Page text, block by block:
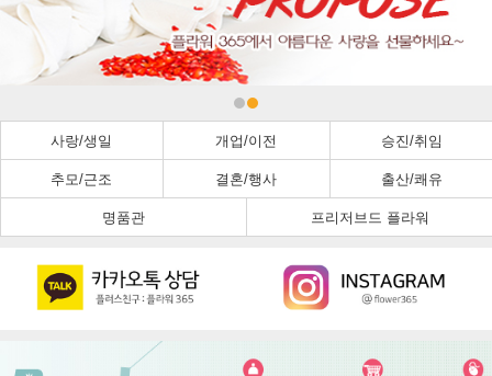
사랑/생일 개업/이전 승진/취임
추모/근조 결혼/행사 출산/쾌유
명품관 프리저브드 플라워